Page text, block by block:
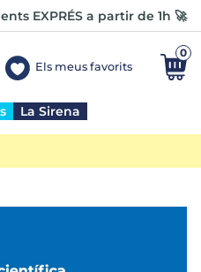
EXPRÉS a partir de 1h 🚀
Els meus favorits
0
La Sirena